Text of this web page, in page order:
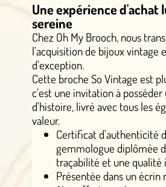
Une expérience d'achat
sereine
Chez Oh My Brooch, nous
l'acquisition de bijoux vintage
d'exception.
Cette broche So Vintage est
c'est une invitation à
d'histoire, livré avec tous les
valeur.
Certificat d'authenticité
gemmologue diplômée
traçabilité et une qualité
Présentée dans un écrin